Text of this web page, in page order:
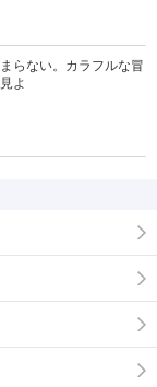
らない。カラフルな冒
よ